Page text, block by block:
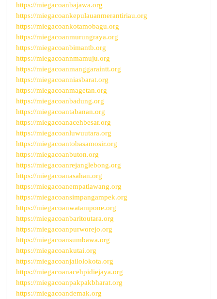
https://miegacoanbajawa.org
https://miegacoankepulauanmerantiriau.org
https://miegacoankotamobagu.org
https://miegacoanmurungraya.org
https://miegacoanbimantb.org
https://miegacoannmamuju.org
https://miegacoanmanggaraintt.org
https://miegacoanniasbarat.org
https://miegacoanmagetan.org
https://miegacoanbadung.org
https://miegacoantabanan.org
https://miegacoanacehbesar.org
https://miegacoanluwuutara.org
https://miegacoantobasamosir.org
https://miegacoanbuton.org
https://miegacoanrejanglebong.org
https://miegacoanasahan.org
https://miegacoanempatlawang.org
https://miegacoansimpangampek.org
https://miegacoanwatampone.org
https://miegacoanbaritoutara.org
https://miegacoanpurworejo.org
https://miegacoansumbawa.org
https://miegacoankutai.org
https://miegacoanjailolokota.org
https://miegacoanacehpidiejaya.org
https://miegacoanpakpakbharat.org
https://miegacoandemak.org